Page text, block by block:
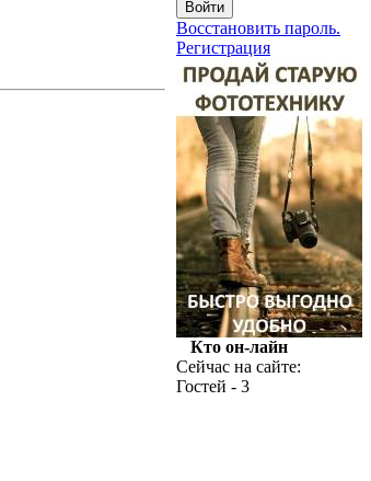
Восстановить пароль.
Регистрация
Кто он-лайн
Сейчас на сайте:
Гостей - 3